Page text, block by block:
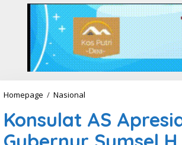
Homepage / Nasional
s
u
Konsulat AS